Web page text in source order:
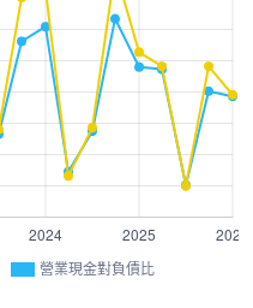
營業現金對負債比